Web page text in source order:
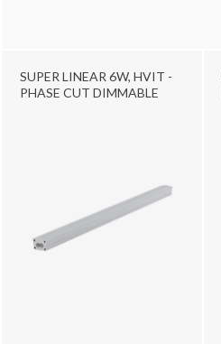
SUPER LINEAR 6W, HVIT -
PHASE CUT DIMMABLE